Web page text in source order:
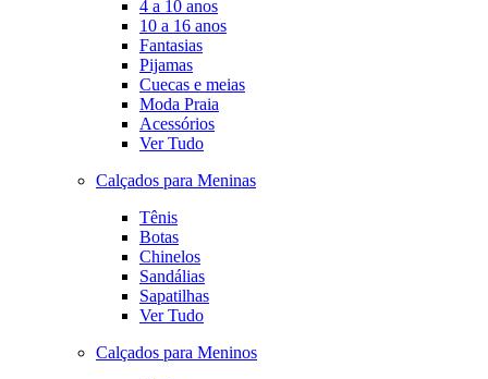
4 a 10 anos
10 a 16 anos
Fantasias
Pijamas
Cuecas e meias
Moda Praia
Acessórios
Ver Tudo
Calçados para Meninas
Tênis
Botas
Chinelos
Sandálias
Sapatilhas
Ver Tudo
Calçados para Meninos